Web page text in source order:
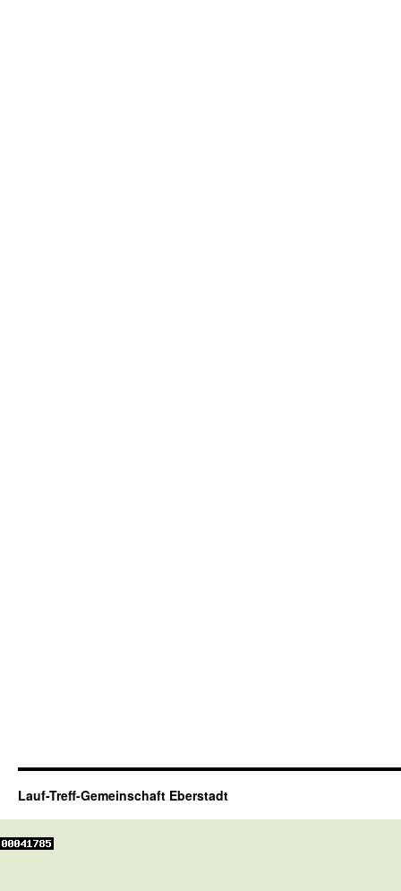
Lauf-Treff-Gemeinschaft Eberstadt